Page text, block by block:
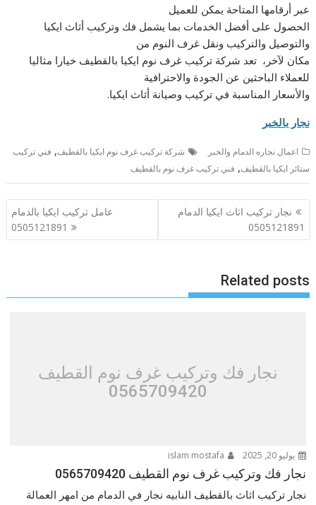
عبر أرقامها المتاحة يمكن للعميل
الحصول على أفضل الخدمات بما يشمل فك وتركيب أثاث ايكيا
والتوصيل والتركيب ونقل غرف النوم من
مكان لآخر، تعد شركة تركيب غرف نوم ايكيا بالقطيف خيارا مثاليا
للعملاء الباحثين عن الجودة والاحترافية
والأسعار المناسبة في تركيب وصيانة أثاث ايكيا.
نجار بالخبر
اعمال نجاره الدمام والخبر شركة تركيب غرف نوم ايكيا بالقطيف, فني تركيب
ستائر ايكيا بالقطيف, فني تركيب غرف نوم بالقطيف
تصفّح
المقالات
نجار تركيب اثاث ايكيا الدمام
0505121891
عامل تركيب ايكيا بالدمام
0505121891
Related posts
نجار فك وتركيب غرف نوم القطيف
0565709420
يوليو 20, 2025
نجار فك وتركيب غرف نوم القطيف 0565709420
نجار تركيب اثاث بالقطيف النابيه نجار في الدمام من امهر العمالة